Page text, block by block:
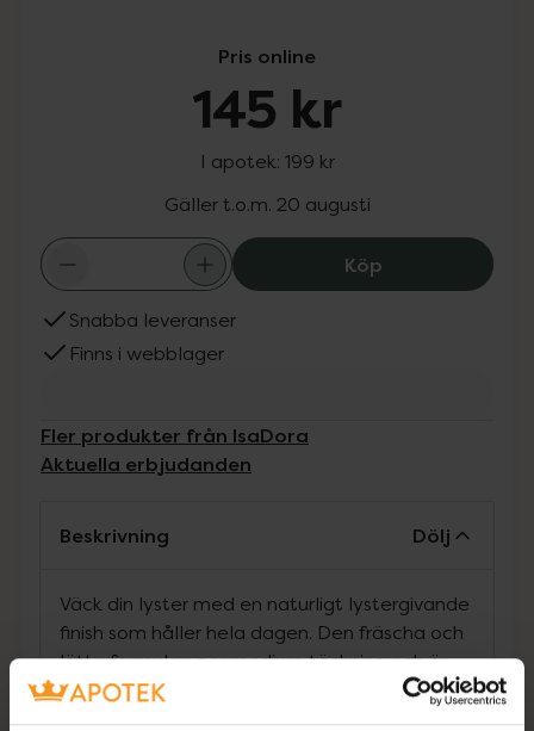
Pris online
145 kr
I apotek: 199 kr
Gäller t.o.m. 20 augusti
KöpIsaDora The
Snabba leveranser
Finns i webblager
Fler produkter från IsaDora
Aktuella erbjudanden
Beskrivning Dölj
Väck din lyster med en naturligt lystergivande
finish som håller hela dagen. Den fräscha och
lätta formulan ger medium täckning och är
fylld med närande ingredienser för en naturlig,
lystergivande och frisk hud. Innehåller